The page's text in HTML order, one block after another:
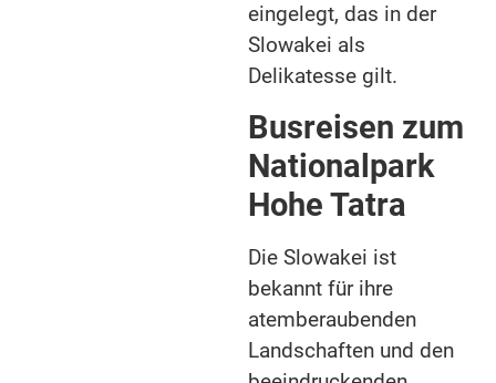
eingelegt, das in der
Slowakei als
Delikatesse gilt.
Busreisen zum
Nationalpark
Hohe Tatra
Die Slowakei ist
bekannt für ihre
atemberaubenden
Landschaften und den